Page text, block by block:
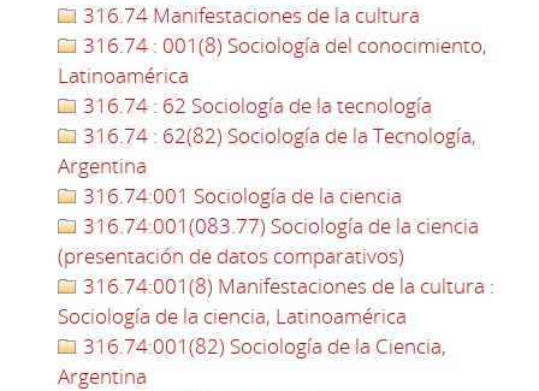
316.74 Manifestaciones de la cultura
316.74 : 001(8) Sociología del conocimiento,
Latinoamérica
316.74 : 62 Sociología de la tecnología
316.74 : 62(82) Sociología de la Tecnología,
Argentina
316.74:001 Sociología de la ciencia
316.74:001(083.77) Sociología de la ciencia
(presentación de datos comparativos)
316.74:001(8) Manifestaciones de la cultura :
Sociología de la ciencia, Latinoamérica
316.74:001(82) Sociología de la Ciencia,
Argentina